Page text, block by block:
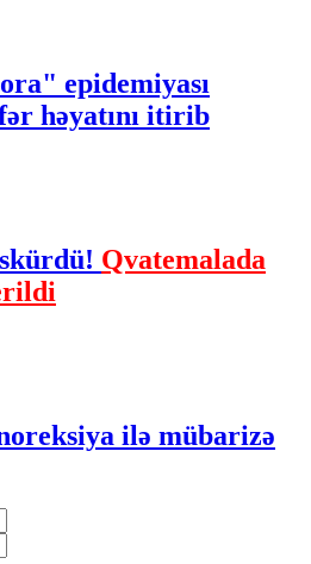
epidemiyası
həyatını itirib
Qvatemalada
ilə mübarizə